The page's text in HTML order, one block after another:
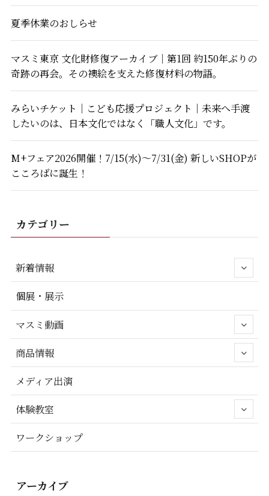
夏季休業のおしらせ
マスミ東京 文化財修復アーカイブ｜第1回 約150年ぶりの
奇跡の再会。その襖絵を支えた修復材料の物語。
みらいチケット｜こども応援プロジェクト｜未来へ手渡
したいのは、日本文化ではなく「職人文化」です。
M+フェア2026開催！7/15(水)～7/31(金) 新しいSHOPが
こころばに誕生！
カテゴリー
新着情報
個展・展示
マスミ動画
商品情報
メディア出演
体験教室
ワークショップ
アーカイブ